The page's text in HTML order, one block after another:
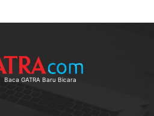
Baca GATRA Baru Bicara